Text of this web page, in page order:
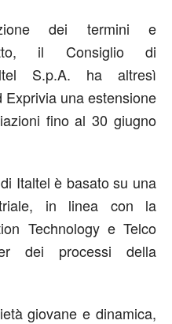
dei termini e
il Consiglio di
S.p.A. ha altresì
una estensione
fino al 30 giugno
Italtel è basato su una
in linea con la
Technology e Telco
dei processi della
giovane e dinamica,